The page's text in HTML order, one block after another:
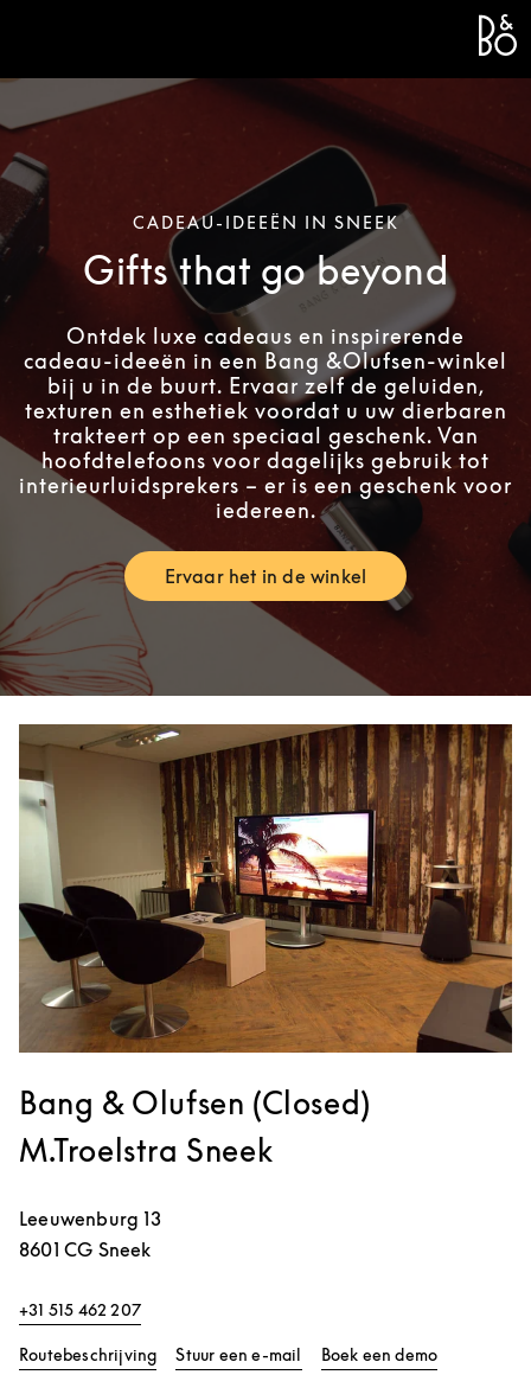
CADEAU-IDEEËN IN SNEEK
Gifts that go beyond
Ontdek luxe cadeaus en inspirerende
cadeau-ideeën in een Bang &Olufsen-winkel
bij u in de buurt. Ervaar zelf de geluiden,
texturen en esthetiek voordat u uw dierbaren
trakteert op een speciaal geschenk. Van
hoofdtelefoons voor dagelijks gebruik tot
interieurluidsprekers – er is een geschenk voor
iedereen.
Ervaar het in de winkel
Link Opens in New Tab
Bang & Olufsen (Closed)
M.Troelstra Sneek
Leeuwenburg 13
8601 CG Sneek
+31 515 462 207
RoutebeschrijvingLink Opens in New Tab
Stuur een e-mail Boek een demo